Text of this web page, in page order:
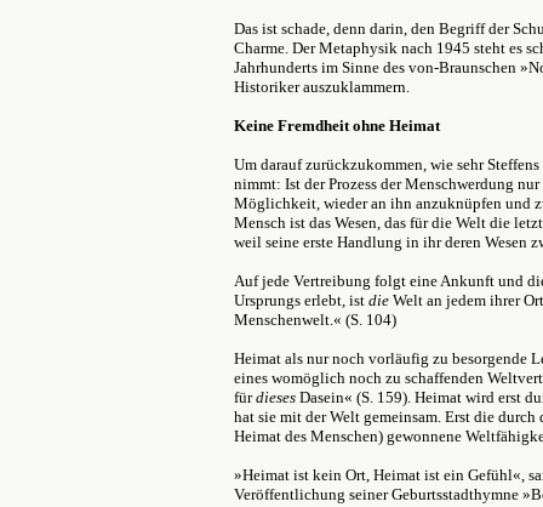
Das ist schade, denn darin, den Begriff der
Charme. Der Metaphysik nach 1945 steht es
Jahrhunderts im Sinne des von-Braunschen
Historiker auszuklammern.
Keine Fremdheit ohne Heimat
Um darauf zurückzukommen, wie sehr Steffens
nimmt: Ist der Prozess der Menschwerdung
Möglichkeit, wieder an ihn anzuknüpfen und
Mensch ist das Wesen, das für die Welt die
weil seine erste Handlung in ihr deren Wesen
Auf jede Vertreibung folgt eine Ankunft und
Ursprungs erlebt, ist die Welt an jedem ihrer
Menschenwelt.« (S. 104)
Heimat als nur noch vorläufig zu besorgende
eines womöglich noch zu schaffenden
fürdieses Dasein« (S. 159). Heimat wird erst
hat sie mit der Welt gemeinsam. Erst die
Heimat des Menschen) gewonnene
»Heimat ist kein Ort, Heimat ist ein Gefühl«,
Veröffentlichung seiner Geburtsstadthymne